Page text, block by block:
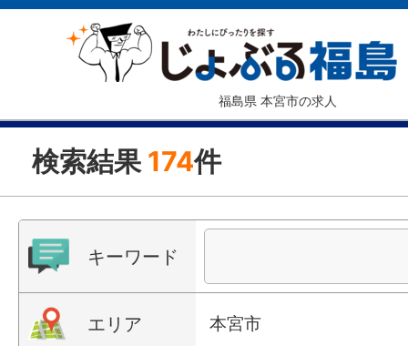
福島県 本宮市の求人
検索結果 174件
キーワード
エリア 本宮市